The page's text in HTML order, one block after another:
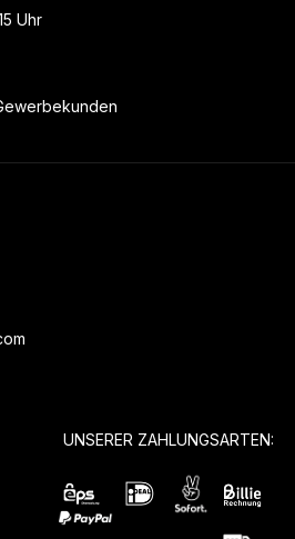
Uhr
UNSERER ZAHLUNGSARTEN: